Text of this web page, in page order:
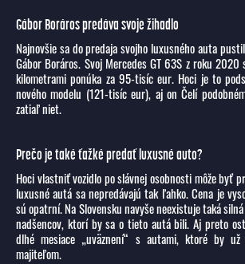
Gábor Boráros predáva svoje žihadlo
Najnovšie sa do predaja svojho luxusného auta
Gábor Boráros. Svoj Mercedes GT 63S z roku
kilometrami ponúka za 95-tisíc eur. Hoci je to
nového modelu (121-tisíc eur), aj on Čelí
zatiaľ niet.
Prečo je také ťažké predať luxusné auto?
Hoci vlastniť vozidlo po slávnej osobnosti môže byť
luxusné autá sa nepredávajú tak ľahko. Cena je
sú opatrní. Na Slovensku navyše neexistuje taká
nadšencov, ktorí by sa o tieto autá bili. Aj preto
dlhé mesiace „uväznení“ s autami, ktoré by
majiteľom.